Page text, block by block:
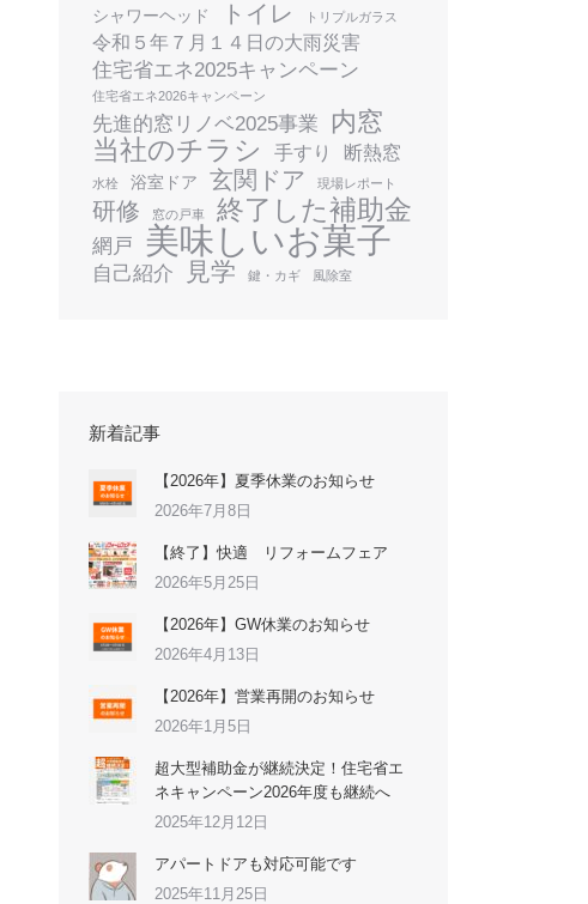
シャワーヘッド トイレ トリプルガラス
令和５年７月１４日の大雨災害
住宅省エネ2025キャンペーン
住宅省エネ2026キャンペーン
先進的窓リノベ2025事業 内窓
当社のチラシ 手すり 断熱窓
水栓 浴室ドア 玄関ドア 現場レポート
研修 窓の戸車 終了した補助金
網戸 美味しいお菓子
自己紹介 見学 鍵・カギ 風除室
新着記事
【2026年】夏季休業のお知らせ
2026年7月8日
【終了】快適 リフォームフェア
2026年5月25日
【2026年】GW休業のお知らせ
2026年4月13日
【2026年】営業再開のお知らせ
2026年1月5日
超大型補助金が継続決定！住宅省エ
ネキャンペーン2026年度も継続へ
2025年12月12日
アパートドアも対応可能です
2025年11月25日